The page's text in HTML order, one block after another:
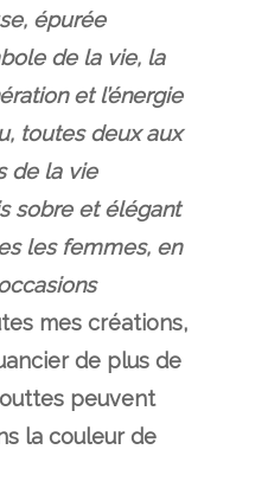
épurée
de la vie, la
et l’énergie
toutes deux aux
de la vie
sobre et élégant
les femmes, en
mes créations,
de plus de
peuvent
la couleur de